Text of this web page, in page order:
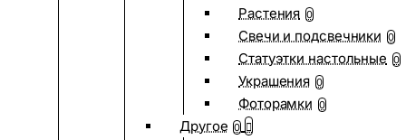
Растения 0
Свечи и подсвечники 0
Статуэтки настольные 0
Украшения 0
Фоторамки 0
Другое 0